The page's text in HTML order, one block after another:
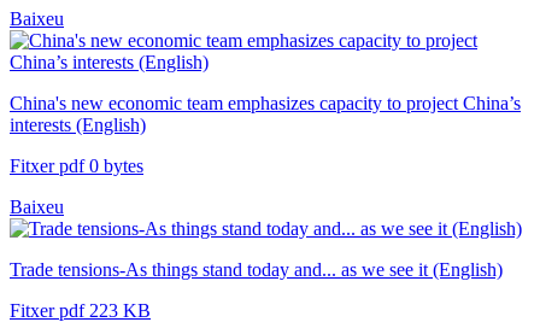
Baixeu
China's new economic team emphasizes capacity to project China’s
interests (English)
Fitxer pdf 0 bytes
Baixeu
Trade tensions-As things stand today and... as we see it (English)
Fitxer pdf 223 KB